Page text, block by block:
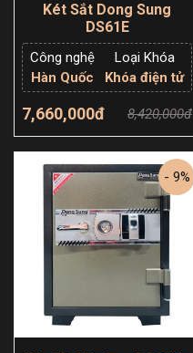
Két Sắt Dong Sung
DS61E
Công nghệ
Hàn Quốc
Loại Khóa
Khóa điện tử
7,660,000đ 8,420,000đ
Thêm giỏ hàng
- 9%